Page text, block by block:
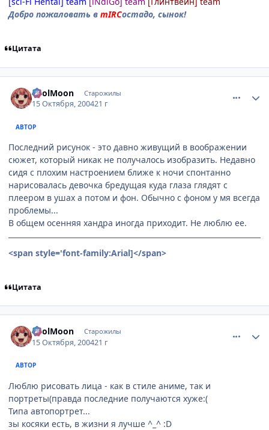
Добро пожаловать в mIRCостадо, сынок!
Цитата
FoolMoon Старожилы
15 Октября, 200421 г
АВТОР
Последний рисунок - это давно живущий в воображении
сюжет, который никак не получалось изобразить. Недавно
сидя с плохим настроением ближе к ночи спонтанно
нарисовалась девочка бредущая куда глаза глядят с
плеером в ушах а потом и фон. Обычно с фоном у мя всегда
проблемы...
В общем осенняя хандра иногда приходит. Не люблю ее.
<span style='font-family:Arial]</span>
Цитата
FoolMoon Старожилы
15 Октября, 200421 г
АВТОР
Люблю рисовать лица - как в стиле аниме, так и
портреты(правда последние получаются хуже:(
Типа автопортрет...
зы косяки есть, в жизни я лучше ^_^ :D